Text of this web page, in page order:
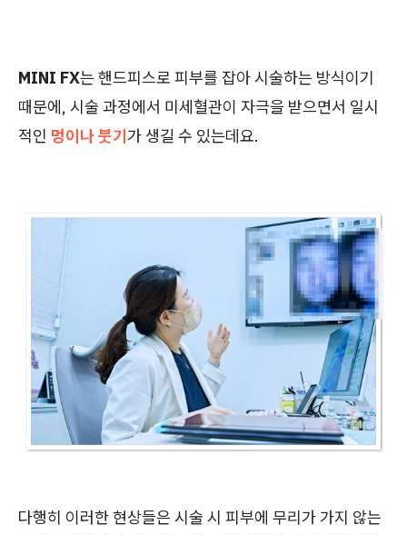
MINI FX는 핸드피스로 피부를 잡아 시술하는 방식이기
때문에, 시술 과정에서 미세혈관이 자극을 받으면서 일시
적인 멍이나 붓기가 생길 수 있는데요.
다행히 이러한 현상들은 시술 시 피부에 무리가 가지 않는